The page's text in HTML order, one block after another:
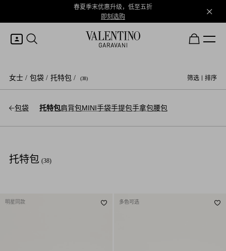
春夏季末优惠升级，低至五折
即刻选购
登录或注册
女士 / 包袋 / 托特包 / (38) 筛选 | 排序
包袋 托特包肩背包MINI手袋手提包手拿包腰包
明星同款 多色可选
托特包 (38)